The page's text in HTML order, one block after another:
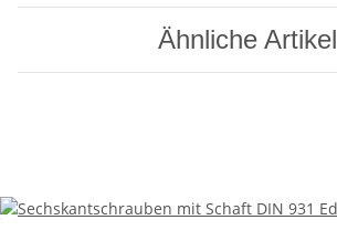
Ähnliche Artikel